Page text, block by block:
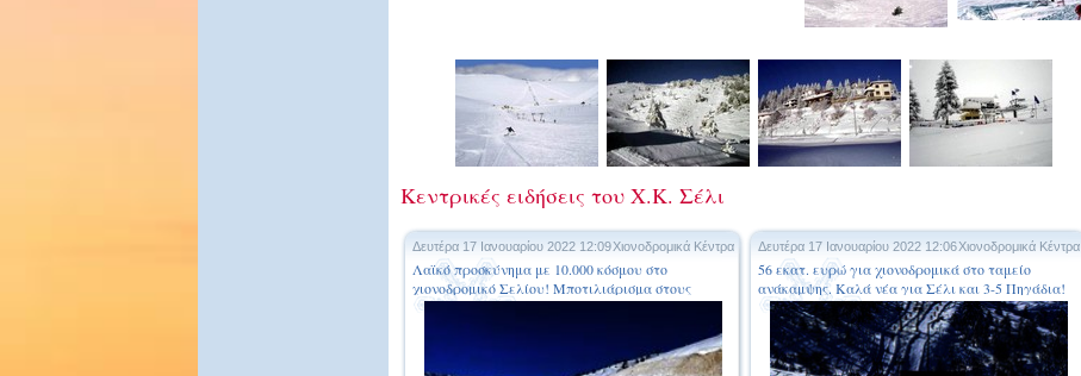
Κεντρικές ειδήσεις του Χ.Κ. Σέλι
Δευτέρα 17 Ιανουαρίου 2022 12:09Χιονοδρομικά Κέντρα
Λαϊκό προσκύνημα με 10.000 κόσμου στο
χιονοδρομικό Σελίου! Μποτιλιάρισμα στους
δρόμους
Δευτέρα 17 Ιανουαρίου 2022 12:06Χιονοδρομικά Κέντρα
56 εκατ. ευρώ για χιονοδρομικά στο ταμείο
ανάκαμψης. Καλά νέα για Σέλι και 3-5 Πηγάδια!